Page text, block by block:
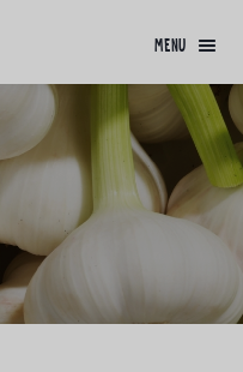
menu